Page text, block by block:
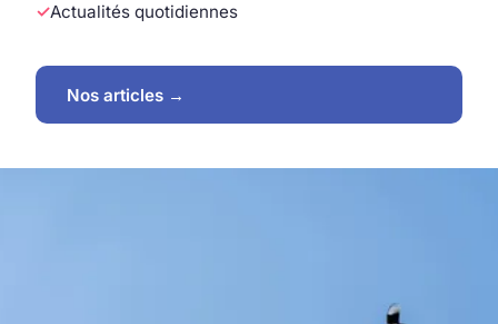
Actualités quotidiennes
Nos articles →